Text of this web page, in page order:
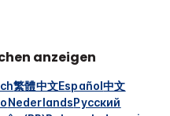
anzeigen
繁體中文Español中文
NederlandsРусский